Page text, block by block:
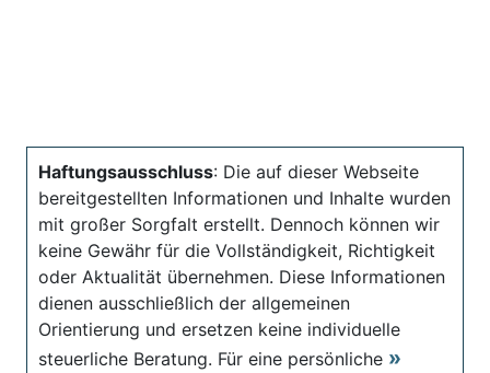
Haftungsausschluss: Die auf dieser Webseite
bereitgestellten Informationen und Inhalte wurden
mit großer Sorgfalt erstellt. Dennoch können wir
keine Gewähr für die Vollständigkeit, Richtigkeit
oder Aktualität übernehmen. Diese Informationen
dienen ausschließlich der allgemeinen
Orientierung und ersetzen keine individuelle
steuerliche Beratung. Für eine persönliche